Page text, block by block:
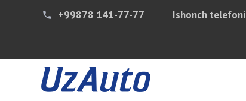
phone +99878 141-77-77 Ishonch telefoni